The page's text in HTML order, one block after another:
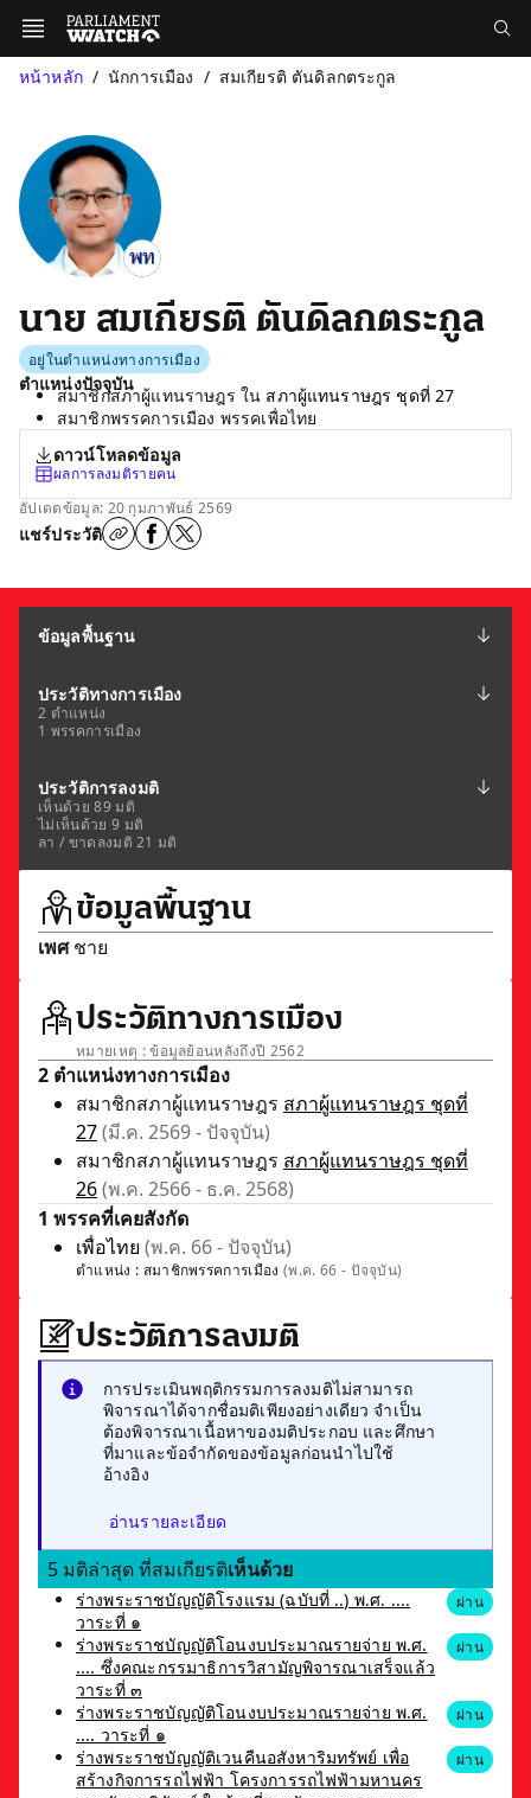
หน้าหลัก นักการเมือง สมเกียรติ ตันดิลกตระกูล
นาย สมเกียรติ ตันดิลกตระกูล
อยู่ในตำแหน่งทางการเมือง
ตำแหน่งปัจจุบัน
สมาชิกสภาผู้แทนราษฎร ใน สภาผู้แทนราษฎร ชุดที่ 27
สมาชิกพรรคการเมือง พรรคเพื่อไทย
ดาวน์โหลดข้อมูล
ผลการลงมติรายคน
อัปเดตข้อมูล: 20 กุมภาพันธ์ 2569
แชร์ประวัติ
ข้อมูลพื้นฐาน
ประวัติทางการเมือง
2 ตำแหน่ง
1 พรรคการเมือง
ประวัติการลงมติ
เห็นด้วย 89 มติ
ไม่เห็นด้วย 9 มติ
ลา / ขาดลงมติ 21 มติ
ข้อมูลพื้นฐาน
เพศชาย
ประวัติทางการเมือง
หมายเหตุ : ข้อมูลย้อนหลังถึงปี 2562
2 ตำแหน่งทางการเมือง
สมาชิกสภาผู้แทนราษฎร สภาผู้แทนราษฎร ชุดที่
27(มี.ค. 2569 - ปัจจุบัน)
สมาชิกสภาผู้แทนราษฎร สภาผู้แทนราษฎร ชุดที่
26(พ.ค. 2566 - ธ.ค. 2568)
1 พรรคที่เคยสังกัด
เพื่อไทย (พ.ค. 66 - ปัจจุบัน)
ตำแหน่ง : สมาชิกพรรคการเมือง(พ.ค. 66 - ปัจจุบัน)
ประวัติการลงมติ
การประเมินพฤติกรรมการลงมติไม่สามารถ
พิจารณาได้จากชื่อมติเพียงอย่างเดียว จำเป็น
ต้องพิจารณาเนื้อหาของมติประกอบ และศึกษา
ที่มาและข้อจำกัดของข้อมูลก่อนนำไปใช้
อ้างอิง
อ่านรายละเอียด
5 มติล่าสุด ที่สมเกียรติเห็นด้วย
ร่างพระราชบัญญัติโรงแรม (ฉบับที่ ..) พ.ศ. ....
วาระที่ ๑
ผ่าน
ร่างพระราชบัญญัติโอนงบประมาณรายจ่าย พ.ศ.
.... ซึ่งคณะกรรมาธิการวิสามัญพิจารณาเสร็จแล้ว
วาระที่ ๓
ผ่าน
ร่างพระราชบัญญัติโอนงบประมาณรายจ่าย พ.ศ.
.... วาระที่ ๑
ผ่าน
ร่างพระราชบัญญัติเวนคืนอสังหาริมทรัพย์ เพื่อ
สร้างกิจการรถไฟฟ้า โครงการรถไฟฟ้ามหานคร
ผ่าน